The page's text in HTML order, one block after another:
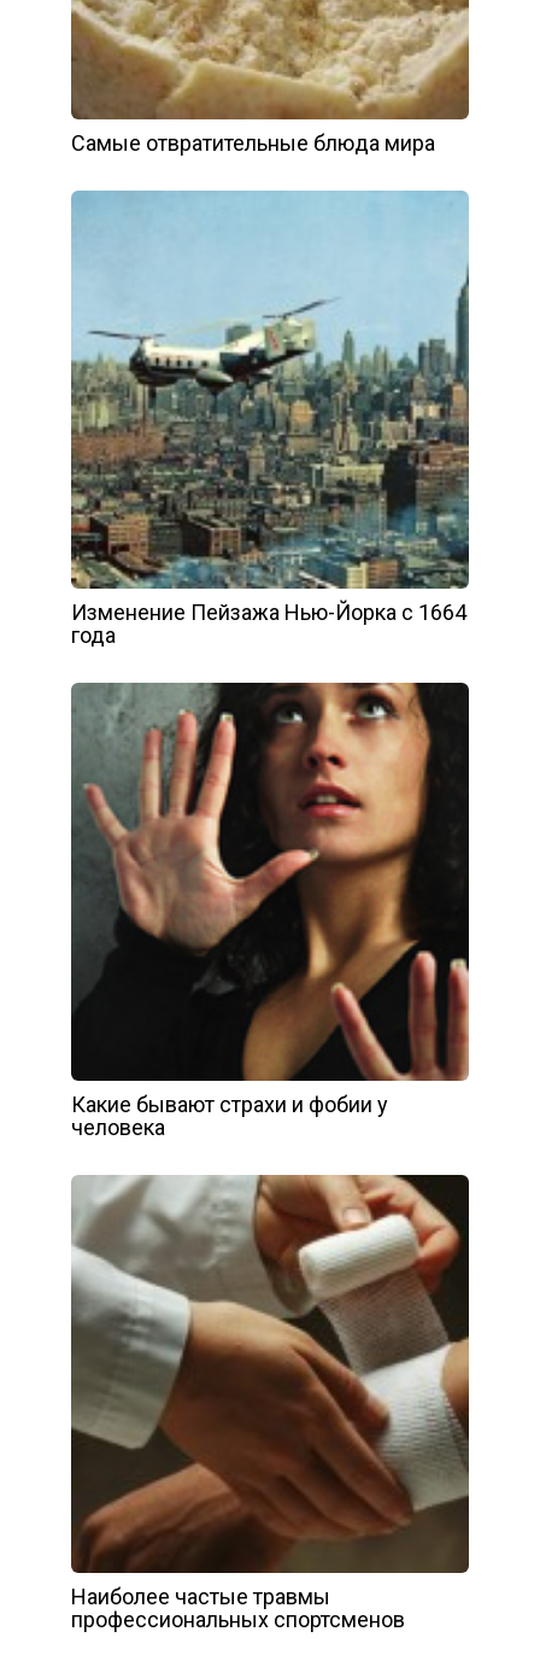
Самые отвратительные блюда мира
Изменение Пейзажа Нью-Йорка с 1664
года
Какие бывают страхи и фобии у
человека
Наиболее частые травмы
профессиональных спортсменов